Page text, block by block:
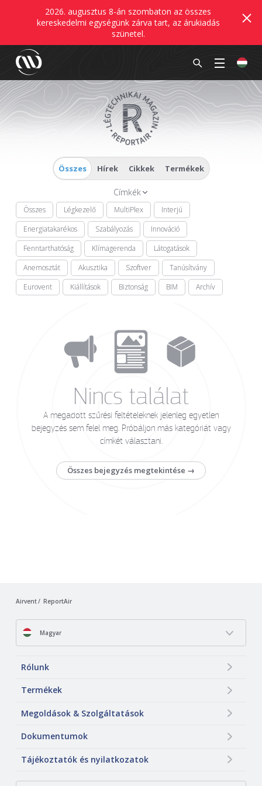
2026. augusztus 8-án szombaton az összes
kereskedelmi egységünk zárva tart, az árukiadás
szünetel.
Összes Hírek Cikkek Termékek
Címkék
Összes Légkezelő MultiPlex
Interjú
Energiatakarékos
Szabályozás
Innováció
Fenntarthatóság
Klímagerenda
Látogatások
Anemosztát
Akusztika Szoftver
Tanúsítvány
Eurovent
Kiállítások Biztonság BIM Archív
Nincs találat
A megadott szűrési feltételeknek jelenleg egyetlen
bejegyzés sem felel meg. Próbáljon más kategóriát vagy
címkét választani.
Összes bejegyzés megtekintése →
Airvent ReportAir
Magyar
Rólunk
Termékek
Megoldások & Szolgáltatások
Dokumentumok
Tájékoztatók és nyilatkozatok